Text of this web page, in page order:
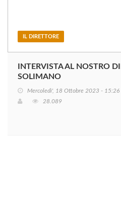
IL DIRETTORE
INTERVISTA AL NOSTRO
SOLIMANO
Mercoledì', 18 Ottobre 2023 - 15:26
28.089